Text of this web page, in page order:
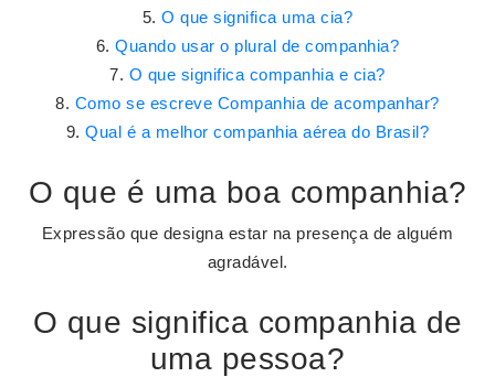
O que significa uma cia?
Quando usar o plural de companhia?
O que significa companhia e cia?
Como se escreve Companhia de acompanhar?
Qual é a melhor companhia aérea do Brasil?
O que é uma boa companhia?
Expressão que designa estar na presença de alguém
agradável.
O que significa companhia de
uma pessoa?